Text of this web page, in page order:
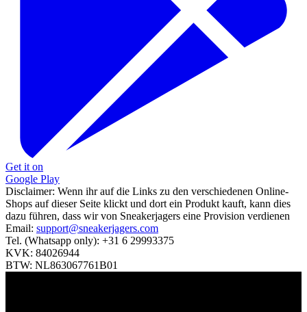
Get it on
Google Play
Disclaimer: Wenn ihr auf die Links zu den verschiedenen Online-
Shops auf dieser Seite klickt und dort ein Produkt kauft, kann dies
dazu führen, dass wir von Sneakerjagers eine Provision verdienen
Email: support@sneakerjagers.com
Tel. (Whatsapp only): +31 6 29993375
KVK: 84026944
BTW: NL863067761B01